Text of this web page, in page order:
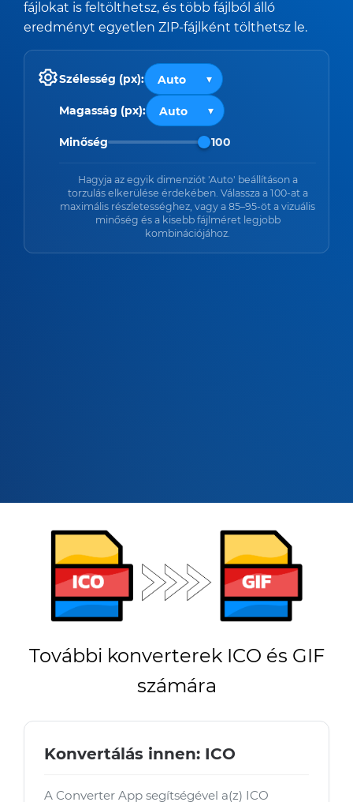
fájlokat is feltölthetsz, és több fájlból álló
eredményt egyetlen ZIP-fájlként tölthetsz le.
Szélesség (px):
Magasság (px):
Minőség 100
Hagyja az egyik dimenziót 'Auto' beállításon a
torzulás elkerülése érdekében. Válassza a 100-at a
maximális részletességhez, vagy a 85–95-öt a vizuális
minőség és a kisebb fájlméret legjobb
kombinációjához.
További konverterek ICO és GIF
számára
Konvertálás innen: ICO
A Converter App segítségével a(z) ICO